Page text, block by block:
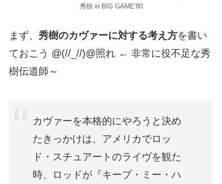
秀樹 in BIG GAME’80
まず、 秀樹のカヴァーに対する考え方を書い
ておこう @(//_//)@照れ ← 非常に役不足な秀
樹伝道師～
カヴァーを本格的にやろうと決め
たきっかけは、アメリカでロッ
ド・スチュアートのライヴを観た
時、ロッドが『キープ・ミー・ハ